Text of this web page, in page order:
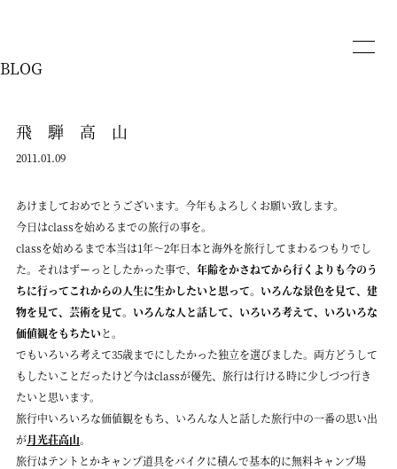
BLOG
飛 騨 高 山
2011.01.09
あけましておめでとうございます。今年もよろしくお願い致します。
今日はclassを始めるまでの旅行の事を。
classを始めるまで本当は1年～2年日本と海外を旅行してまわるつもりでし
た。それはずーっとしたかった事で、 年齢をかさねてから行くよりも今のう
ちに行ってこれからの人生に生かしたいと思って。いろんな景色を見て、建
物を見て、芸術を見て。いろんな人と話して、いろいろ考えて、いろいろな
価値観をもちたいと。
でもいろいろ考えて35歳までにしたかった独立を選びました。両方どうして
もしたいことだったけど今はclassが優先、旅行は行ける時に少しづつ行き
たいと思います。
旅行中いろいろな価値観をもち、いろんな人と話した旅行中の一番の思い出
が月光荘高山。
旅行はテントとかキャンプ道具をバイクに積んで基本的に無料キャンプ場